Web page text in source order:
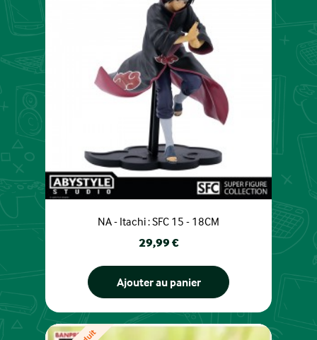
NA - Itachi : SFC 15 - 18CM
Prix
29,99 €
Ajouter au panier